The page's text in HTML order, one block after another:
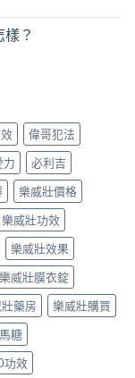
？
偉哥犯法
力
必利吉
樂威壯價格
樂威壯功效
樂威壯效果
樂威壯膜衣錠
藥房
樂威壯購買
糖
功效